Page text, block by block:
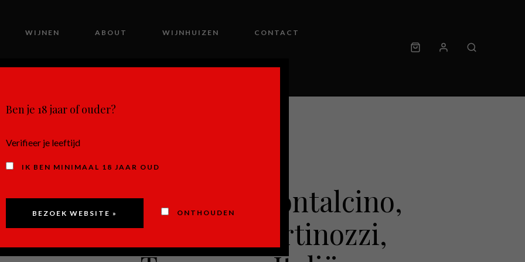
WIJNEN ABOUT WIJNHUIZEN CONTACT
Rosso di Montalcino,
Castelli Martinozzi,
Ben je 18 jaar of ouder?
Verifieer je leeftijd
IK BEN MINIMAAL 18 JAAR OUD
ONTHOUDEN